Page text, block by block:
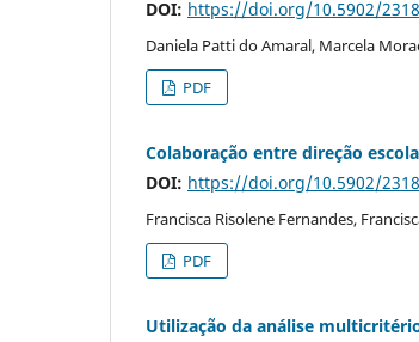
DOI: https://doi.org/10.5902/
Daniela Patti do Amaral, Marcela
PDF
Colaboração entre direção
DOI: https://doi.org/10.5902/
Francisca Risolene Fernandes,
PDF
Utilização da análise